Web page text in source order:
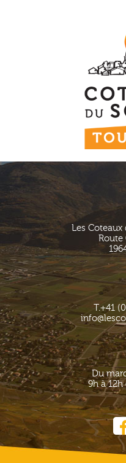
Les
Route
T.+41
Du
9h à 12h